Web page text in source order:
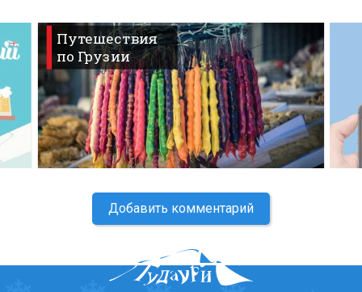
Путешествия
по Грузии
Добавить комментарий